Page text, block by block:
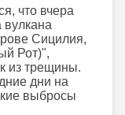
что вчера
Сицилия,
Рот)",
из трещины.
дни на
выбросы